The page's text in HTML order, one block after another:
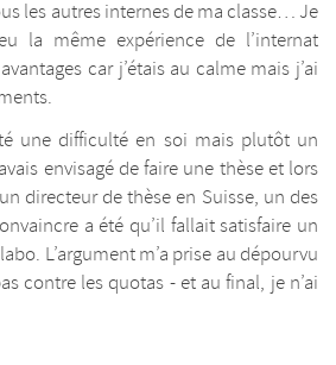
les autres internes de ma classe… Je
la même expérience de l’internat
car j’étais au calme mais j’ai
une difficulté en soi mais plutôt un
envisagé de faire une thèse et lors
directeur de thèse en Suisse, un des
a été qu’il fallait satisfaire un
L’argument m’a prise au dépourvu
contre les quotas - et au final, je n’ai